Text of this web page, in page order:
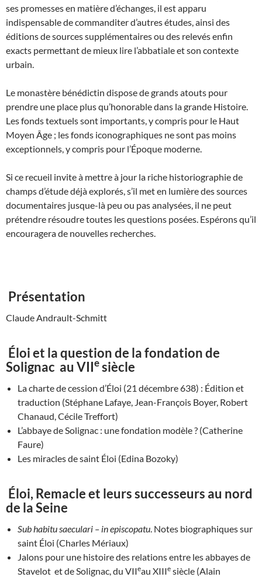
ses promesses en matière d’échanges, il est apparu
indispensable de commanditer d’autres études, ainsi des
éditions de sources supplémentaires ou des relevés enfin
exacts permettant de mieux lire l’abbatiale et son contexte
urbain.
Le monastère bénédictin dispose de grands atouts pour
prendre une place plus qu’honorable dans la grande Histoire.
Les fonds textuels sont importants, y compris pour le Haut
Moyen Âge ; les fonds iconographiques ne sont pas moins
exceptionnels, y compris pour l’Époque moderne.
Si ce recueil invite à mettre à jour la riche historiographie de
champs d’étude déjà explorés, s’il met en lumière des sources
documentaires jusque-là peu ou pas analysées, il ne peut
prétendre résoudre toutes les questions posées. Espérons qu’il
encouragera de nouvelles recherches.
Présentation
Claude Andrault-Schmitt
Éloi et la question de la fondation de
Solignac au VIIe siècle
La charte de cession d’Éloi (21 décembre 638) : Édition et
traduction (Stéphane Lafaye, Jean-François Boyer, Robert
Chanaud, Cécile Treffort)
L’abbaye de Solignac : une fondation modèle ? (Catherine
Faure)
Les miracles de saint Éloi (Edina Bozoky)
Éloi, Remacle et leurs successeurs au nord
de la Seine
Sub habitu saeculari – in episcopatu . Notes biographiques sur
saint Éloi (Charles Mériaux)
Jalons pour une histoire des relations entre les abbayes de
Stavelot et de Solignac, du VIIeau XIIIe siècle (Alain